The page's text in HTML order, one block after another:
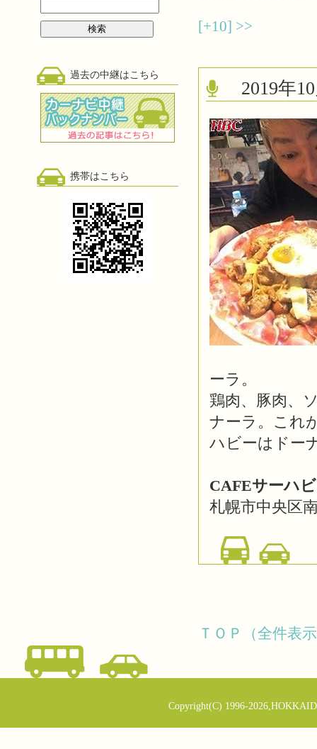
過去の中継はこちら
携帯はこちら
[+10] >>
2019年
ーラ。
鶏肉、豚肉、
ナーラ。これ
ハビーはドー
CAFEサーハ
札幌市中央区
ＴＯＰ（全件表
Copyright(C) 1996-